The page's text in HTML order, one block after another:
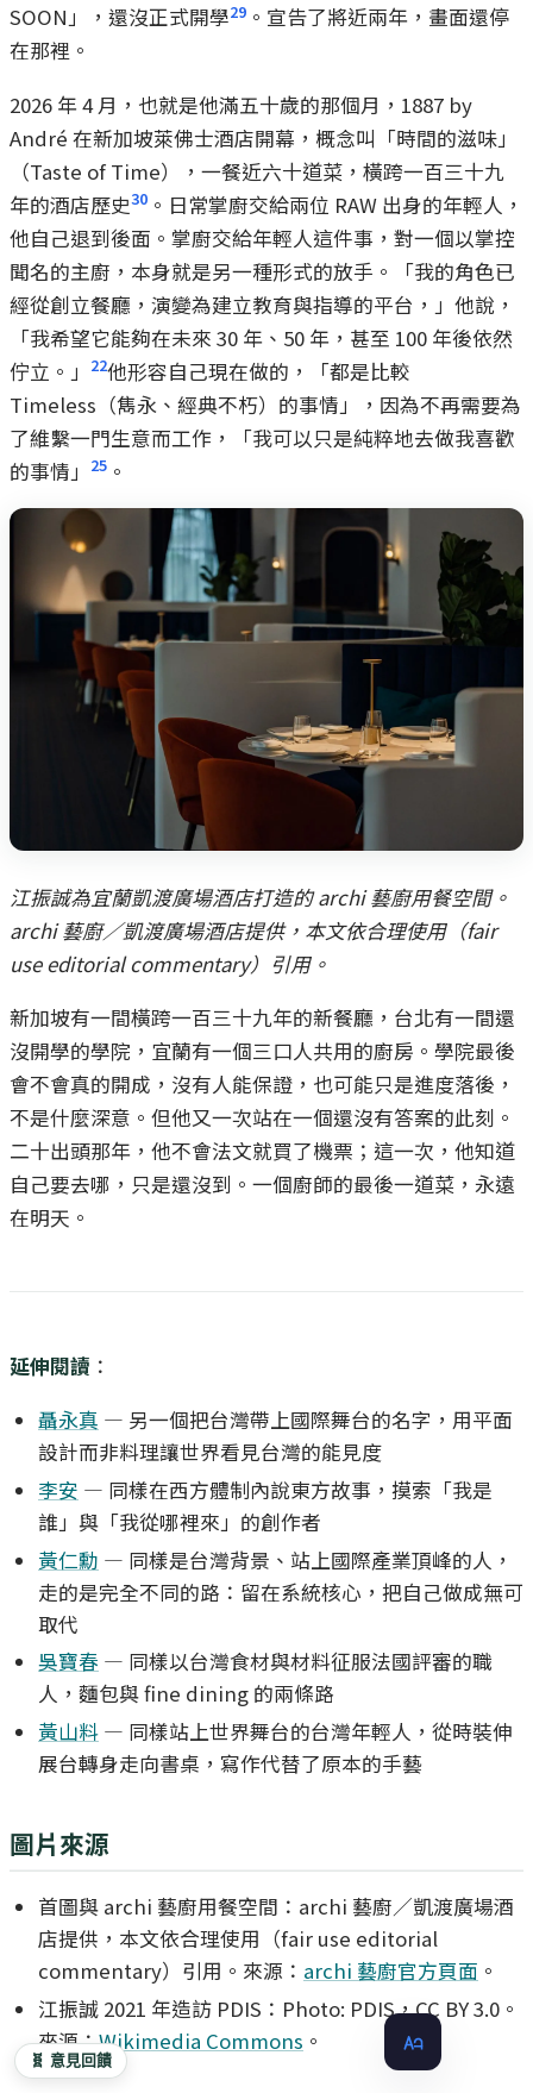
SOON」，還沒正式開學29 。宣告了將近兩年，畫面還停
在那裡。
2026 年 4 月，也就是他滿五十歲的那個月，1887 by
André 在新加坡萊佛士酒店開幕，概念叫「時間的滋味」
（Taste of Time），一餐近六十道菜，橫跨一百三十九
年的酒店歷史30 。日常掌廚交給兩位 RAW 出身的年輕人，
他自己退到後面。掌廚交給年輕人這件事，對一個以掌控
聞名的主廚，本身就是另一種形式的放手。「我的角色已
經從創立餐廳，演變為建立教育與指導的平台，」他說，
「我希望它能夠在未來 30 年、50 年，甚至 100 年後依然
佇立。」
22他形容自己現在做的，「都是比較
Timeless（雋永、經典不朽）的事情」，因為不再需要為
了維繫一門生意而工作，「我可以只是純粹地去做我喜歡
的事情」
25 。
江振誠為宜蘭凱渡廣場酒店打造的 archi 藝廚用餐空間。
archi 藝廚／凱渡廣場酒店提供，本文依合理使用（fair
use editorial commentary）引用。
新加坡有一間橫跨一百三十九年的新餐廳，台北有一間還
沒開學的學院，宜蘭有一個三口人共用的廚房。學院最後
會不會真的開成，沒有人能保證，也可能只是進度落後，
不是什麼深意。但他又一次站在一個還沒有答案的此刻。
二十出頭那年，他不會法文就買了機票；這一次，他知道
自己要去哪，只是還沒到。一個廚師的最後一道菜，永遠
在明天。
延伸閱讀 ：
聶永真 — 另一個把台灣帶上國際舞台的名字，用平面
設計而非料理讓世界看見台灣的能見度
李安 — 同樣在西方體制內說東方故事，摸索「我是
誰」與「我從哪裡來」的創作者
黃仁勳 — 同樣是台灣背景、站上國際產業頂峰的人，
走的是完全不同的路：留在系統核心，把自己做成無可
取代
吳寶春 — 同樣以台灣食材與材料征服法國評審的職
人，麵包與 fine dining 的兩條路
黃山料 — 同樣站上世界舞台的台灣年輕人，從時裝伸
展台轉身走向書桌，寫作代替了原本的手藝
圖片來源
首圖與 archi 藝廚用餐空間：archi 藝廚／凱渡廣場酒
店提供，本文依合理使用（fair use editorial
commentary）引用。來源： archi 藝廚官方頁面 。
江振誠 2021 年造訪 PDIS：Photo: PDIS，CC BY 3.0。
來源：Wikimedia Commons 。
🧬 意見回饋